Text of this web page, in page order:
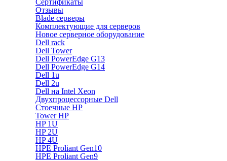
Сертификаты
Отзывы
Blade серверы
Комплектующие для серверов
Новое серверное оборудование
Dell rack
Dell Tower
Dell PowerEdge G13
Dell PowerEdge G14
Dell 1u
Dell 2u
Dell на Intel Xeon
Двухпроцессорные Dell
Стоечные HP
Tower HP
HP 1U
HP 2U
HP 4U
HPE Proliant Gen10
HPE Proliant Gen9